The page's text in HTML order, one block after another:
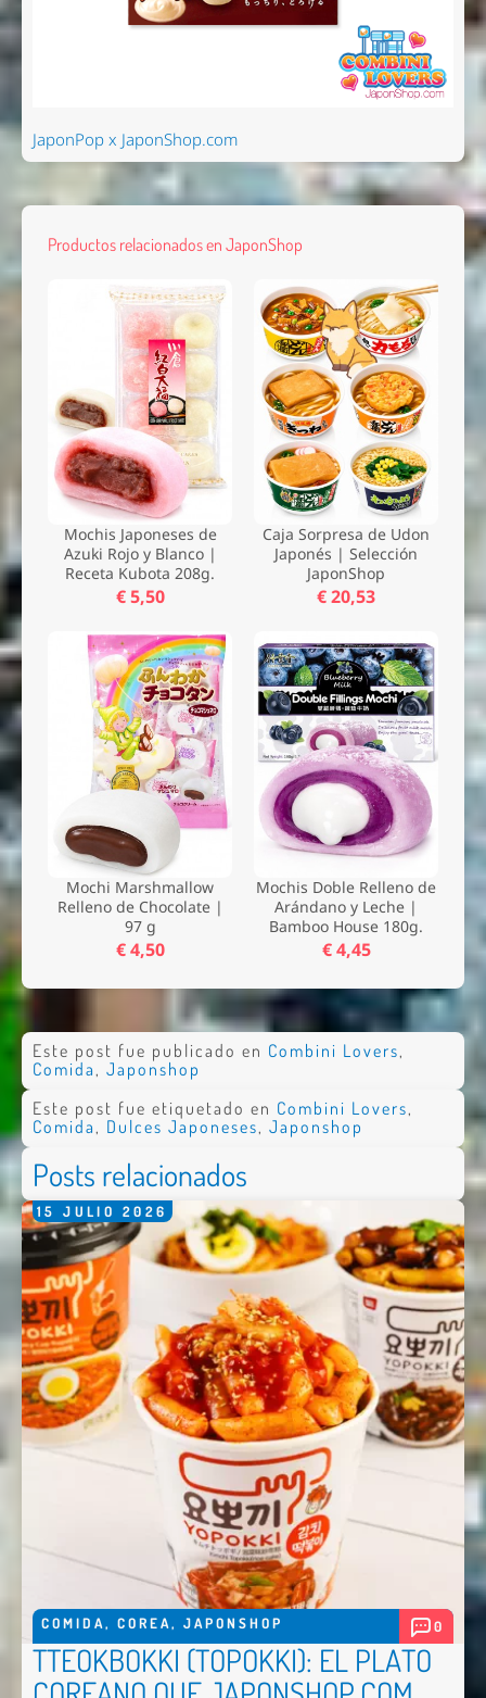
JaponPop x JaponShop.com
Productos relacionados en JaponShop
Mochis Japoneses de
Azuki Rojo y Blanco |
Receta Kubota 208g.
€ 5,50
Caja Sorpresa de Udon
Japonés | Selección
JaponShop
€ 20,53
Mochi Marshmallow
Relleno de Chocolate |
97 g
€ 4,50
Mochis Doble Relleno de
Arándano y Leche |
Bamboo House 180g.
€ 4,45
Este post fue publicado en Combini Lovers,
Comida, Japonshop
Este post fue etiquetado en Combini Lovers,
Comida, Dulces Japoneses, Japonshop
Posts relacionados
15 JULIO 2026
COMIDA, COREA, JAPONSHOP 0
TTEOKBOKKI (TOPOKKI): EL PLATO